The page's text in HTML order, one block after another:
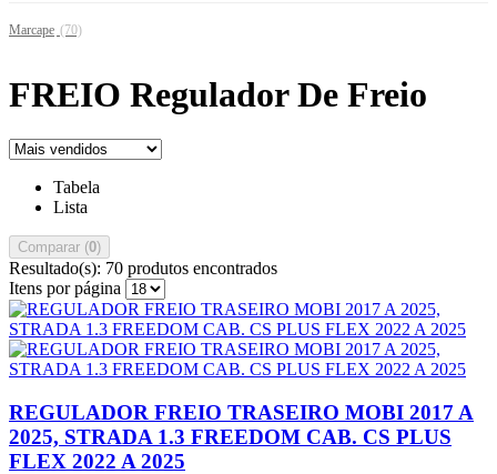
Marcape (70)
FREIO Regulador De Freio
Tabela
Lista
Comparar (0)
Resultado(s): 70 produtos encontrados
Itens por página
REGULADOR FREIO TRASEIRO MOBI 2017 A
2025, STRADA 1.3 FREEDOM CAB. CS PLUS
FLEX 2022 A 2025